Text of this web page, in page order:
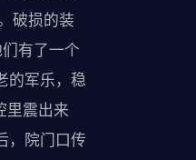
破损的装
有了一个
的军乐，稳
里震出来
，院门口传